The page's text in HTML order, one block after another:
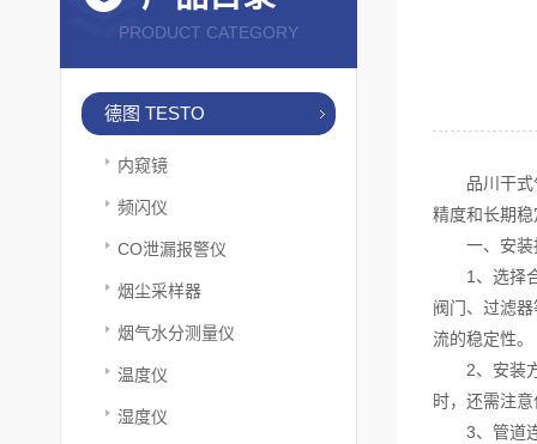
PRODUCT CATEGORY
德图 TESTO
内窥镜
频闪仪
CO泄漏报警仪
烟尘采样器
烟气水分测量仪
温度仪
湿度仪
品川干式气
精度和长期
一、安装
1、选择合
阀门、过滤
流的稳定性。
2、安装方
时，还需注
3、管道连